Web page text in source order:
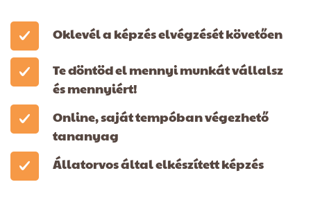
Oklevél a képzés elvégzését követően
Te döntöd el mennyi munkát vállalsz
és mennyiért!
Online, saját tempóban végezhető
tananyag
Állatorvos által elkészített képzés